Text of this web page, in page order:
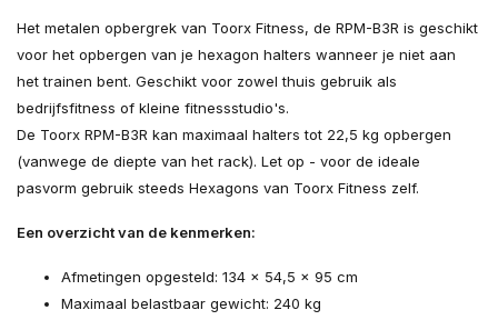
Het metalen opbergrek van Toorx Fitness, de RPM-B3R is geschikt
voor het opbergen van je hexagon halters wanneer je niet aan
het trainen bent. Geschikt voor zowel thuis gebruik als
bedrijfsfitness of kleine fitnessstudio's.
De Toorx RPM-B3R kan maximaal halters tot 22,5 kg opbergen
(vanwege de diepte van het rack). Let op - voor de ideale
pasvorm gebruik steeds Hexagons van Toorx Fitness zelf.
Een overzicht van de kenmerken:
Afmetingen opgesteld: 134 x 54,5 x 95 cm
Maximaal belastbaar gewicht: 240 kg